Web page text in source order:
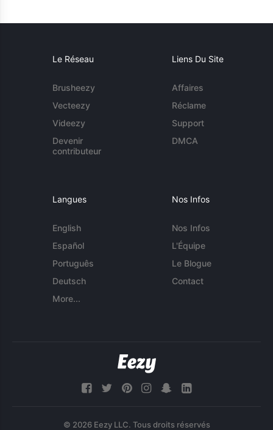
Le Réseau
Brusheezy
Vecteezy
Videezy
Devenir
contributeur
Liens Du Site
Affaires
Réclame
Support
DMCA
Langues
English
Español
Português
Deutsch
More...
Nos Infos
Nos Infos
L'Équipe
Le Blogue
Contact
© 2026 Eezy LLC. Tous droits réservés